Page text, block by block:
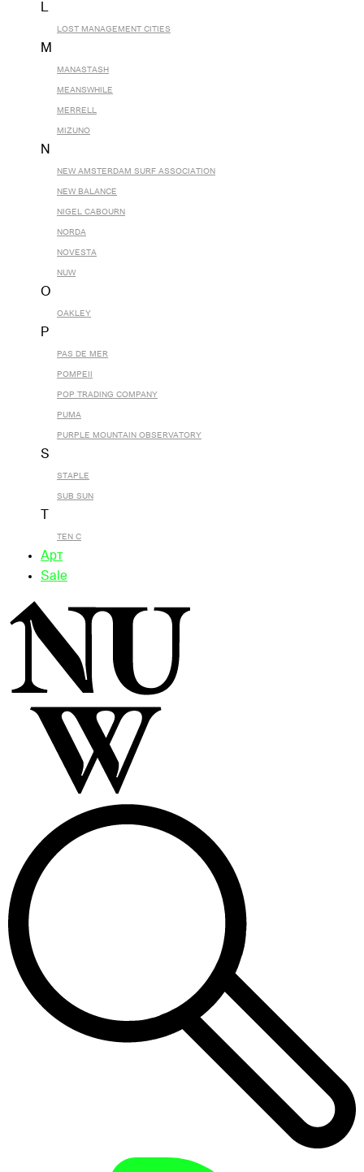
L
LOST MANAGEMENT CITIES
M
MANASTASH
MEANSWHILE
MERRELL
MIZUNO
N
NEW AMSTERDAM SURF ASSOCIATION
NEW BALANCE
NIGEL CABOURN
NORDA
NOVESTA
NUW
O
OAKLEY
P
PAS DE MER
POMPEII
POP TRADING COMPANY
PUMA
PURPLE MOUNTAIN OBSERVATORY
S
STAPLE
SUB SUN
TEN C
Арт
Sale